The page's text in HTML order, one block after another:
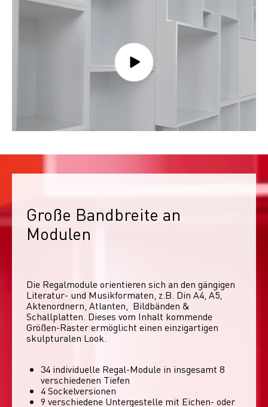
Große Bandbreite an
Modulen
Die Regalmodule orientieren sich an den gängigen
Literatur- und Musikformaten, z.B. Din A4, A5,
Aktenordnern, Atlanten,  Bildbänden &
Schallplatten. Dieses vom Inhalt kommende
Größen-Raster ermöglicht einen einzigartigen
skulpturalen Look.
34 individuelle Regal-Module​ in insgesamt 8
verschiedenen Tiefen
4 Sockelversionen​
9 verschiedene Untergestelle mit Eichen- oder